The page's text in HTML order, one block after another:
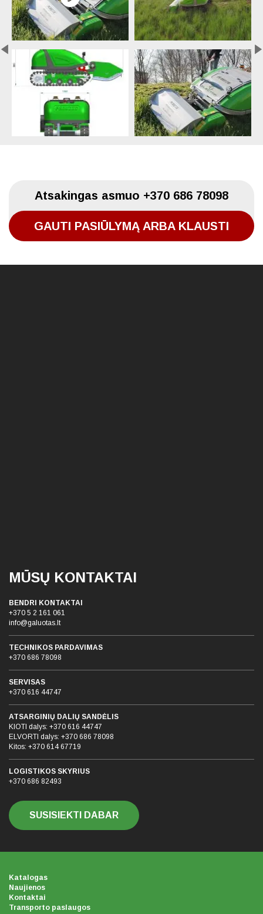
Atsakingas asmuo +370 686 78098
GAUTI PASIŪLYMĄ ARBA KLAUSTI
MŪSŲ KONTAKTAI
BENDRI KONTAKTAI
+370 5 2 161 061
info@galuotas.lt
TECHNIKOS PARDAVIMAS
+370 686 78098
SERVISAS
+370 616 44747
ATSARGINIŲ DALIŲ SANDĖLIS
KIOTI dalys: +370 616 44747
ELVORTI dalys: +370 686 78098
Kitos: +370 614 67719
LOGISTIKOS SKYRIUS
+370 686 82493
SUSISIEKTI DABAR
Katalogas
Naujienos
Kontaktai
Transporto paslaugos